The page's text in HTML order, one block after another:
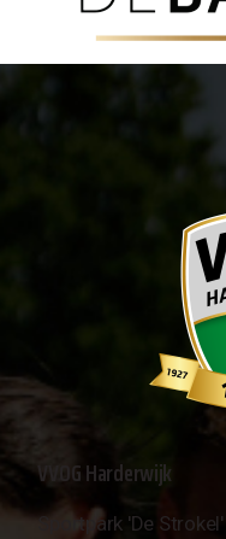
VVOG Harderwijk
Sportpark 'De Strokel'